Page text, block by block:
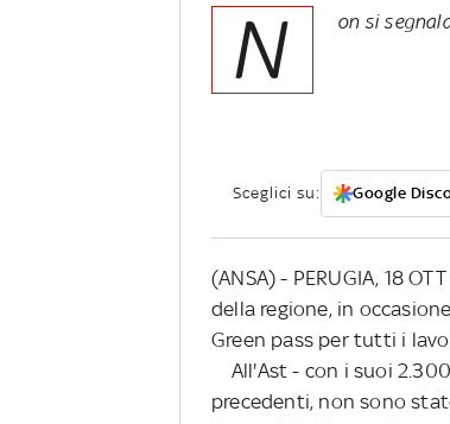
N on si
Sceglici su: Google
(ANSA) - PERUGIA, 18
della regione, in
Green pass per tutti i
All'Ast - con i suoi
precedenti, non sono